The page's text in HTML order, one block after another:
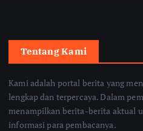
Tentang Kami
Kami adalah portal berita yang
lengkap dan terpercaya. Dalam
menampilkan berita-berita aktual
informasi para pembacanya.